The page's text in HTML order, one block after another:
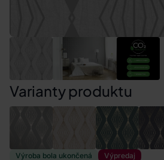
Výroba bola ukončená Výpredaj
Varianty produktu